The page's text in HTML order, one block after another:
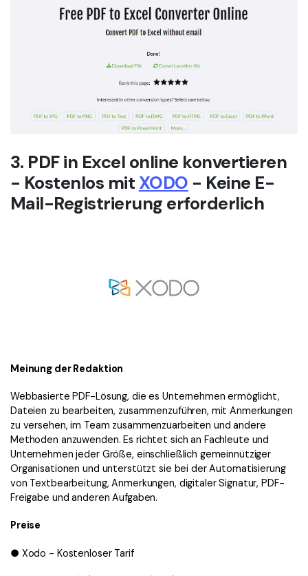
3. PDF in Excel online konvertieren
- Kostenlos mit XODO - Keine E-
Mail-Registrierung erforderlich
Meinung der Redaktion
Webbasierte PDF-Lösung, die es Unternehmen ermöglicht,
Dateien zu bearbeiten, zusammenzuführen, mit Anmerkungen
zu versehen, im Team zusammenzuarbeiten und andere
Methoden anzuwenden. Es richtet sich an Fachleute und
Unternehmen jeder Größe, einschließlich gemeinnütziger
Organisationen und unterstützt sie bei der Automatisierung
von Textbearbeitung, Anmerkungen, digitaler Signatur, PDF-
Freigabe und anderen Aufgaben.
Preise
● Xodo - Kostenloser Tarif